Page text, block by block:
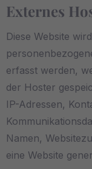
Externes
Diese Website
erfasst werden,
der Hoster
IP-Adressen,
Namen,
eine Website